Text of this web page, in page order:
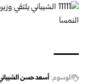
الوسوم: أسعد حسن